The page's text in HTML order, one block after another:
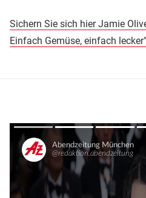
Sichern Sie sich hier Jamie
Einfach Gemüse, einfach lecker"